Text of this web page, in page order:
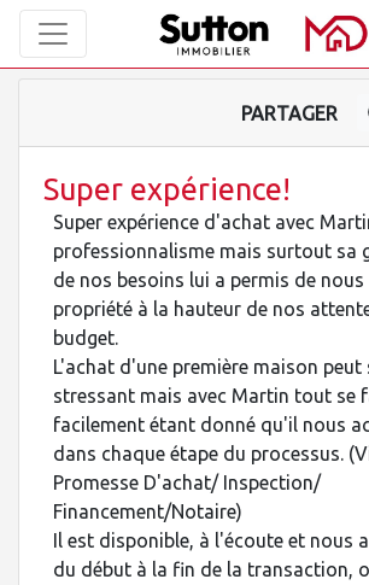
PARTAGER
Super expérience!
Super expérience d'achat avec
professionnalisme mais surtout sa
de nos besoins lui a permis de nous
propriété à la hauteur de nos
budget.
L'achat d'une première maison peut
stressant mais avec Martin tout se
facilement étant donné qu'il nous
dans chaque étape du processus.
Promesse D'achat/ Inspection/
Financement/Notaire)
Il est disponible, à l'écoute et nous
du début à la fin de la transaction,